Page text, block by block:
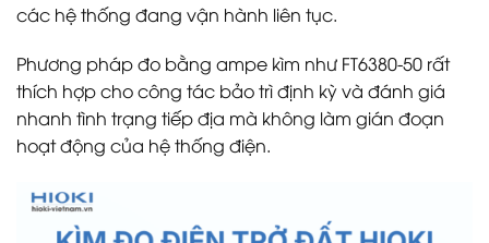
các hệ thống đang vận hành liên tục.
Phương pháp đo bằng ampe kìm như FT6380-50 rất
thích hợp cho công tác bảo trì định kỳ và đánh giá
nhanh tình trạng tiếp địa mà không làm gián đoạn
hoạt động của hệ thống điện.